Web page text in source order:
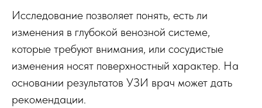
Исследование позволяет понять, есть ли
изменения в глубокой венозной системе,
которые требуют внимания, или сосудистые
изменения носят поверхностный характер. На
основании результатов УЗИ врач может дать
рекомендации.